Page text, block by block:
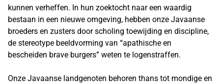
kunnen verheffen. In hun zoektocht naar een waardig
bestaan in een nieuwe omgeving, hebben onze Javaanse
broeders en zusters door scholing toewijding en discipline,
de stereotype beeldvorming van “apathische en
bescheiden brave burgers” weten te logenstraffen.
Onze Javaanse landgenoten behoren thans tot mondige en